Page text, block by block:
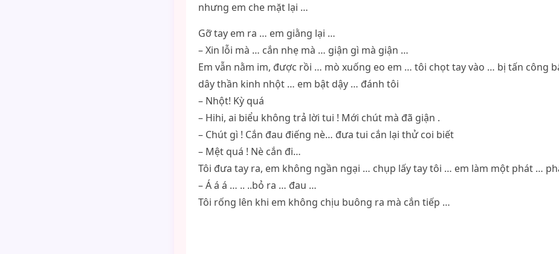
nhưng em che mặt lại …
Gỡ tay em ra … em giằng lại …
– Xin lỗi mà … cắn nhẹ mà … giận gì mà giận …
Em vẫn nằm im, được rồi … mò xuống eo em … tôi chọt tay vào … bị tấn công
dây thần kinh nhột … em bật dậy … đánh tôi
– Nhột! Kỳ quá
– Hihi, ai biểu không trả lời tui ! Mới chút mà đã giận .
– Chút gì ! Cắn đau điếng nè… đưa tui cắn lại thử coi biết
– Mệt quá ! Nè cắn đi…
Tôi đưa tay ra, em không ngần ngại … chụp lấy tay tôi … em làm một phát …
– Á á á … .. ..bỏ ra … đau …
Tôi rống lên khi em không chịu buông ra mà cắn tiếp …